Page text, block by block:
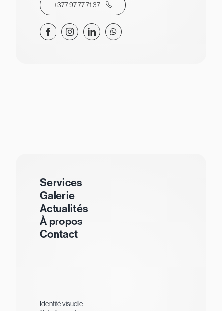
+377 97 77 71 37
Services
Galerie
Actualités
À propos
Contact
Identité visuelle